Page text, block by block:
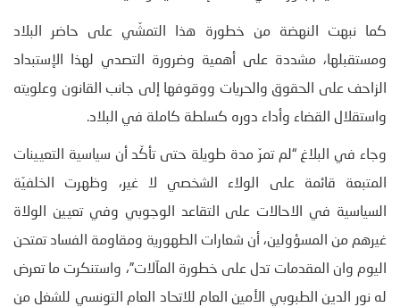
كما نبهت النهضة من خطورة هذا التمشّي على حاضر البلاد
ومستقبلها، مشددة على أهمية وضرورة التصدي لهذا الإستبداد
الزاحف على الحقوق والحريات ووقوفها إلى جانب القانون وعلويته
واستقلال القضاء وأداء دوره كسلطة كاملة في البلاد.
وجاء في البلاغ “لم تمرّ مدة طويلة حتى تأكّد أن سياسية التعيينات
المتبعة قائمة على الولاء الشخصي لا غير، وظهرت الخلفيّة
السياسية في الاحالات على التقاعد الوجوبي وفي تعيين الولاة
غيرهم من المسؤولين، أن شعارات الطهورية ومقاومة الفساد تمتحن
اليوم وان المقدمات تدل على خطورة المآلات”، واستنكرت ما تعرض
له نور الدين الطبوبي الأمين العام للاتحاد العام التونسي للشغل من